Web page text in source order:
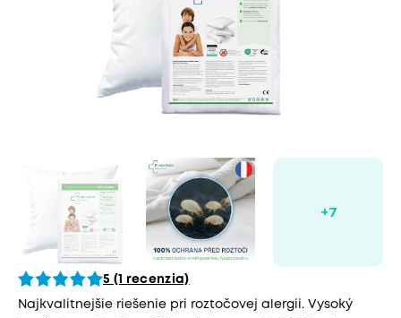
5 (1 recenzia)
Najkvalitnejšie riešenie pri roztočovej alergii. Vysoký